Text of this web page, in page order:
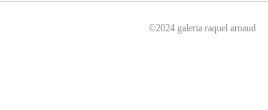
©2024 galeria raquel arnaud